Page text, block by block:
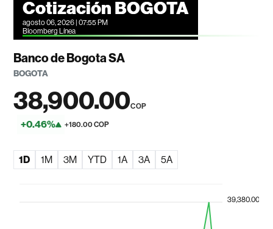
Cotización BOGOTA
agosto 06, 2026 | 07:55 PM
Bloomberg Línea
Banco de Bogota SA
BOGOTA
38,900.00COP
+0.46% +180.00 COP
1D 1M 3M YTD 1A 3A 5A
39,380.00